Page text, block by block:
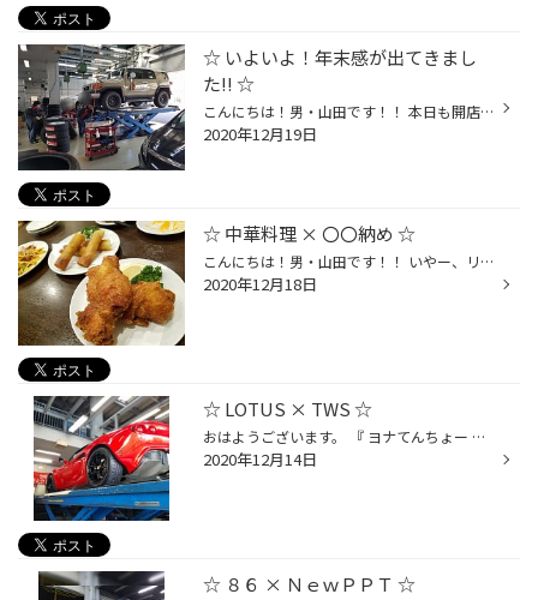
☆ いよいよ！年末感が出てきまし
た!! ☆
こんにちは！男・山田です！！ 本日も開店よりｯ！！ 【 夏→冬タイヤへの付替え 】 で 大賑わいのピットとなっております☆ 沢山の皆さまのご愛顧に 心より感謝申し上げます!!! 今年は何だか凄く寒いので、 東京でも降雪があるような気がします！ ※あくまで個人の見解です。 先日もご案内させて頂きま...
2020年12月19日
☆ 中華料理 × 〇〇納め ☆
こんにちは！男・山田です！！ いやー、リフレッシュ☆ 昨日、一昨日と私連休を頂いておりました☆ っという事で...☆☆ 今週の [ ◯◯納め ] は、 【 中華納め 】！！ ※中華納めってなんやねん。 中華料理と言えば、もちろん!! 当店より徒歩５分！ 【 今日海飯店 ( 一之江店 ) 】 さん☆ 唐揚げ・ネギ焼豚...
2020年12月18日
☆ LOTUS × TWS ☆
おはようございます。 『 ヨナてんちょー 』 こと、店長の與那嶺です。 先日、LOTUS エリーゼに 『 タイヤ・ホイールセット 』 を お取付けさせて頂きました。 ホイールは、 軽量である車輌の特徴を考慮し、 鍛造ホイールの『 TWS T66-F 』 を、 タイヤは、 オーナー様の走行ニーズに合わせ 『 POTE...
2020年12月14日
☆ ８６ × ＮｅｗＰＰＴ ☆